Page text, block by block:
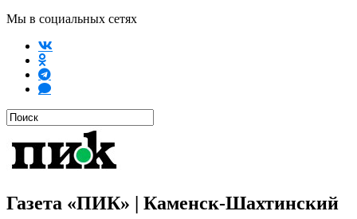
Мы в социальных сетях
Газета «ПИК» | Каменск-Шахтинский